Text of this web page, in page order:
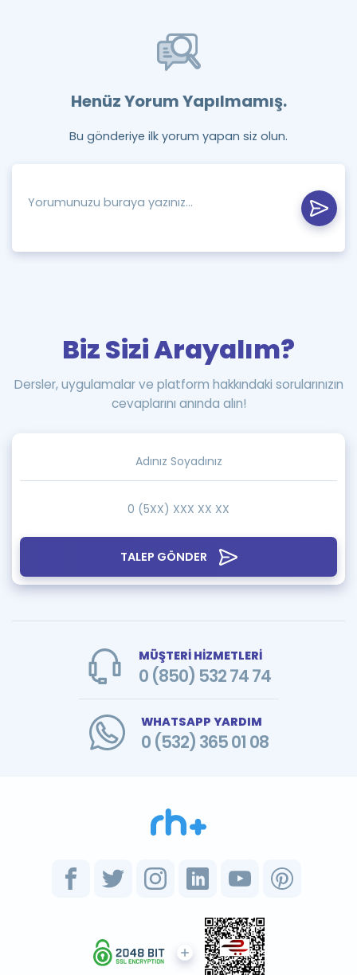
Henüz Yorum Yapılmamış.
Bu gönderiye ilk yorum yapan siz olun.
TALEP GÖNDER
Biz Sizi Arayalım?
Dersler, uygulamalar ve platform hakkındaki sorularınızın
cevaplarını anında alın!
MÜŞTERİ HİZMETLERİ
0 (850) 532 74 74
WHATSAPP YARDIM
0 (532) 365 01 08